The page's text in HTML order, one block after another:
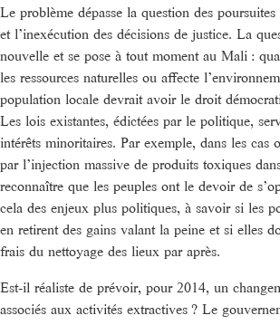
Le problème dépasse la question des
et l’inexécution des décisions de justice. La
nouvelle et se pose à tout moment au Mali :
les ressources naturelles ou affecte
population locale devrait avoir le droit
Les lois existantes, édictées par le politique,
intérêts minoritaires. Par exemple, dans les cas
par l’injection massive de produits toxiques
reconnaître que les peuples ont le devoir de
cela des enjeux plus politiques, à savoir si les
en retirent des gains valant la peine et si elles
frais du nettoyage des lieux par après.
Est-il réaliste de prévoir, pour 2014, un
associés aux activités extractives ? Le